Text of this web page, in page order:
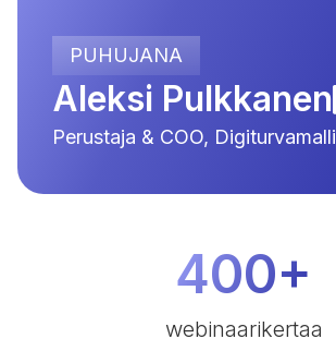
PUHUJANA
Aleksi Pulkkanen
Perustaja & COO, Digiturvamalli
400+
webinaarikertaa